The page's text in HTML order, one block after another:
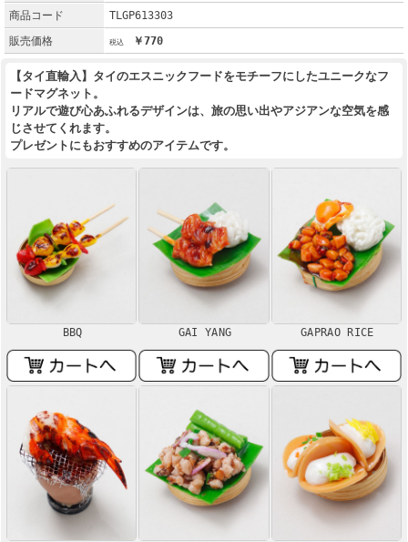
商品コード
TLGP613303
販売価格
￥770
【タイ直輸入】タイのエスニックフードをモチーフにしたユニークなフ
ードマグネット。
リアルで遊び心あふれるデザインは、旅の思い出やアジアンな空気を感
じさせてくれます。
プレゼントにもおすすめのアイテムです。
BBQ GAI YANG GAPRAO RICE